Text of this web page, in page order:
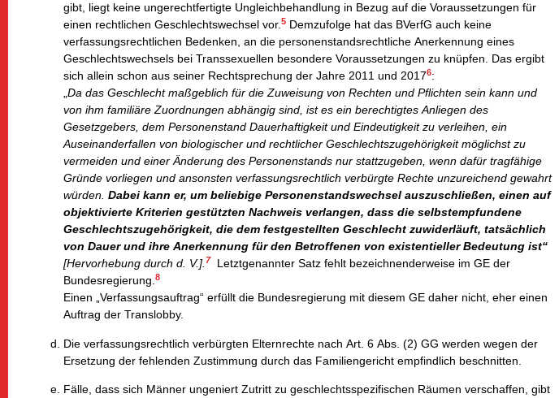
gibt, liegt keine ungerechtfertigte Ungleichbehandlung in Bezug auf die Voraussetzungen für
einen rechtlichen Geschlechtswechsel vor. 5 Demzufolge hat das BVerfG auch keine
verfassungsrechtlichen Bedenken, an die personenstandsrechtliche Anerkennung eines
Geschlechtswechsels bei Transsexuellen besondere Voraussetzungen zu knüpfen. Das ergibt
sich allein schon aus seiner Rechtsprechung der Jahre 2011 und 20176:
Da das Geschlecht maßgeblich für die Zuweisung von Rechten und Pflichten sein kann und
von ihm familiäre Zuordnungen abhängig sind, ist es ein berechtigtes Anliegen des
Gesetzgebers, dem Personenstand Dauerhaftigkeit und Eindeutigkeit zu verleihen, ein
Auseinanderfallen von biologischer und rechtlicher Geschlechtszugehörigkeit möglichst zu
vermeiden und einer Änderung des Personenstands nur stattzugeben, wenn dafür tragfähige
Gründe vorliegen und ansonsten verfassungsrechtlich verbürgte Rechte unzureichend gewahrt
würden. Dabei kann er, um beliebige Personenstandswechsel auszuschließen, einen auf
objektivierte Kriterien gestützten Nachweis verlangen, dass die selbstempfundene
Geschlechtszugehörigkeit, die dem festgestellten Geschlecht zuwiderläuft, tatsächlich
von Dauer und ihre Anerkennung für den Betroffenen von existentieller Bedeutung ist“
[Hervorhebung durch d. V.]. 7
Letztgenannter Satz fehlt bezeichnenderweise im GE der
Bundesregierung. 8
Einen „Verfassungsauftrag“ erfüllt die Bundesregierung mit diesem GE daher nicht, eher einen
Auftrag der Translobby.
Die verfassungsrechtlich verbürgten Elternrechte nach Art. 6 Abs. (2) GG werden wegen der
Ersetzung der fehlenden Zustimmung durch das Familiengericht empfindlich beschnitten.
Fälle, dass sich Männer ungeniert Zutritt zu geschlechtsspezifischen Räumen verschaffen, gibt